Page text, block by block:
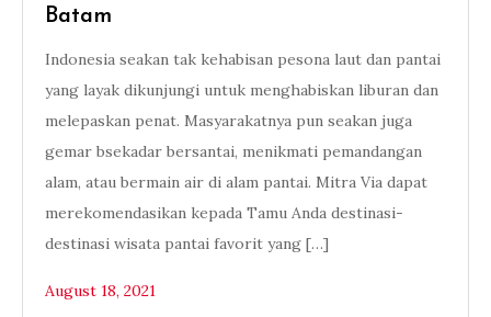
Batam
Indonesia seakan tak kehabisan pesona laut dan pantai
yang layak dikunjungi untuk menghabiskan liburan dan
melepaskan penat. Masyarakatnya pun seakan juga
gemar bsekadar bersantai, menikmati pemandangan
alam, atau bermain air di alam pantai. Mitra Via dapat
merekomendasikan kepada Tamu Anda destinasi-
destinasi wisata pantai favorit yang […]
August 18, 2021